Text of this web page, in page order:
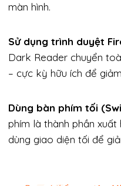
màn hình.
Sử dụng trình duyệt
Dark Reader chuyển
– cực kỳ hữu ích để
Dùng bàn phím tối
phím là thành phần xuất
dùng giao diện tối để